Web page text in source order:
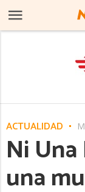
ACTUALIDAD
Ni
una